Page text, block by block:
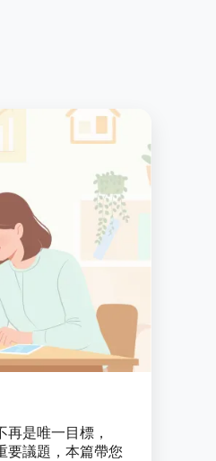
是唯一目標，
要議題，本篇帶您